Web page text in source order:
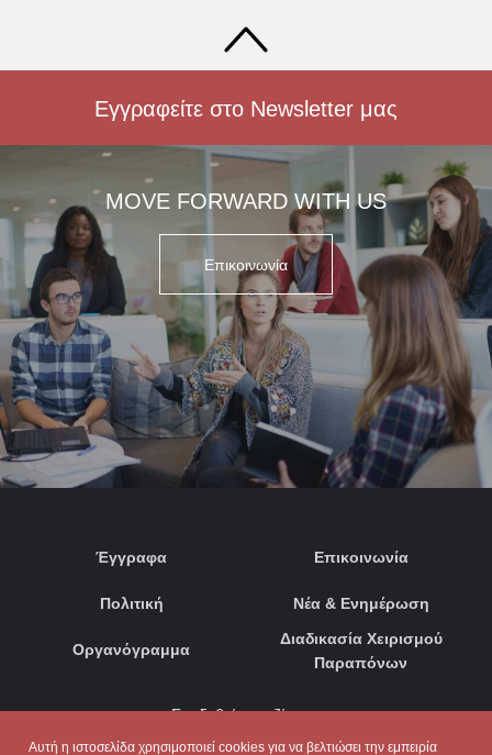
Αυτή η ιστοσελίδα χρησιμοποιεί cookies για να βελτιώσει την εμπειρία
Εγγραφείτε στο Newsletter μας
MOVE FORWARD WITH US
Επικοινωνία
Έγγραφα
Πολιτική
Οργανόγραμμα
Επικοινωνία
Νέα & Ενημέρωση
Διαδικασία Χειρισμού
Παραπόνων
Συνδεθείτε μαζί μας: